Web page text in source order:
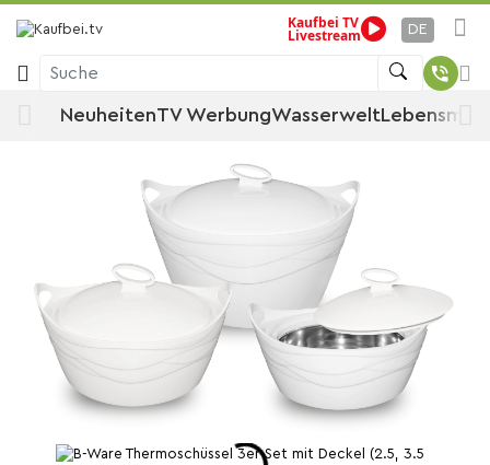
Kaufbei TV
Livestream DE
Suche
NeuheitenTV WerbungWasserwelt
Startseite
Deckel (2.5, 3.5 und 5 Liter)